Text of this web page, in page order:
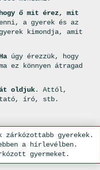
ő mit érez, mit
a gyerek és az
kimondja, amit
Ha úgy érezzük, hogy
ez könnyen átragad
oldjuk. Attól,
író, stb.